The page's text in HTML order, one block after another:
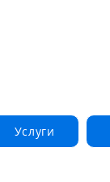
Услуги